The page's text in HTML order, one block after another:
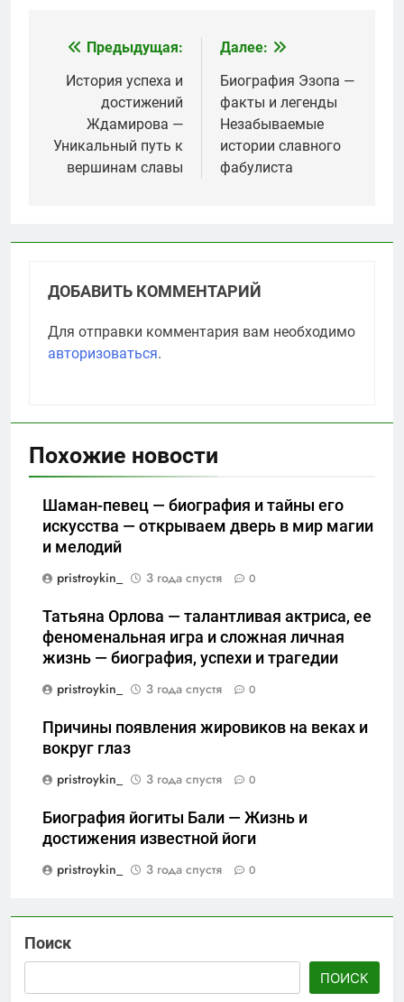
Навигация
по
записям
Предыдущая:
История успеха и
достижений
Ждамирова —
Уникальный путь к
вершинам славы
Далее:
Биография Эзопа —
факты и легенды
Незабываемые
истории славного
фабулиста
ДОБАВИТЬ КОММЕНТАРИЙ
Для отправки комментария вам необходимо
авторизоваться.
Похожие новости
Шаман-певец — биография и тайны его
искусства — открываем дверь в мир магии
и мелодий
pristroykin_
3 года спустя 0
Татьяна Орлова — талантливая актриса, ее
феноменальная игра и сложная личная
жизнь — биография, успехи и трагедии
pristroykin_
3 года спустя 0
Причины появления жировиков на веках и
вокруг глаз
pristroykin_
3 года спустя 0
Биография йогиты Бали — Жизнь и
достижения известной йоги
pristroykin_
3 года спустя 0
Поиск
ПОИСК